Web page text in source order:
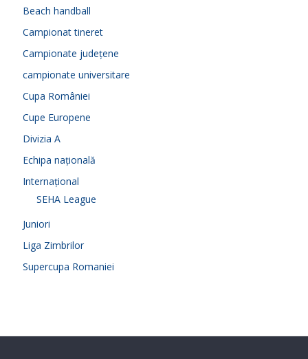
Beach handball
Campionat tineret
Campionate județene
campionate universitare
Cupa României
Cupe Europene
Divizia A
Echipa națională
Internațional
SEHA League
Juniori
Liga Zimbrilor
Supercupa Romaniei